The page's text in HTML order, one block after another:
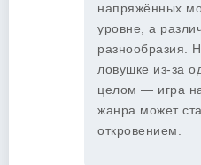
напряжённых
уровне, а
разнообразия.
ловушке из-за
целом — игра
жанра может
откровением.